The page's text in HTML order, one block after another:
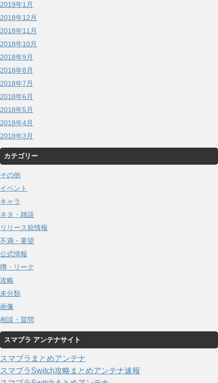
2019年1月
2018年12月
2018年11月
2018年10月
2018年9月
2018年8月
2018年7月
2018年6月
2018年5月
2018年4月
2018年3月
カテゴリー
その他
イベント
キャラ
ネタ・雑談
リリース前情報
不満・要望
公式情報
噂・リーク
攻略
未分類
画像
相談・質問
スマブラ アンテナサイト
スマブラまとめアンテナ
スマブラSwitch攻略まとめアンテナ速報